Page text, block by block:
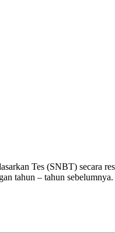
Tes (SNBT) secara
tahun – tahun